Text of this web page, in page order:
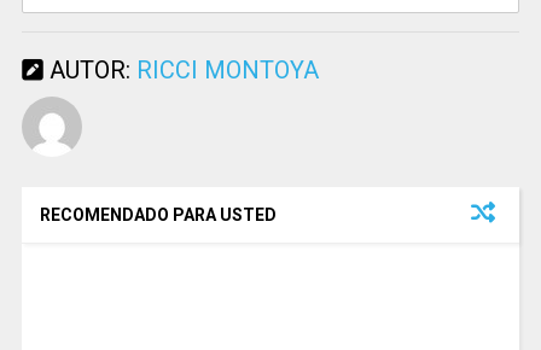
AUTOR: RICCI MONTOYA
RECOMENDADO PARA USTED